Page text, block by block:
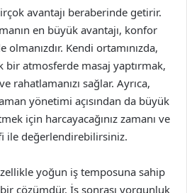
avantajı beraberinde getirir.
en büyük avantajı, konfor
olmanızdır. Kendi ortamınızda,
bir atmosferde masaj yaptırmak,
rahatlamanızı sağlar. Ayrıca,
yönetimi açısından da büyük
için harcayacağınız zamanı ve
ile değerlendirebilirsiniz.
yoğun iş temposuna sahip
çözümdür. İş sonrası yorgunluk